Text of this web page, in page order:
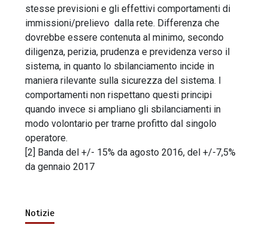
stesse previsioni e gli effettivi comportamenti di
immissioni/prelievo dalla rete. Differenza che
dovrebbe essere contenuta al minimo, secondo
diligenza, perizia, prudenza e previdenza verso il
sistema, in quanto lo sbilanciamento incide in
maniera rilevante sulla sicurezza del sistema. I
comportamenti non rispettano questi principi
quando invece si ampliano gli sbilanciamenti in
modo volontario per trarne profitto dal singolo
operatore.
[2] Banda del +/- 15% da agosto 2016, del +/-7,5%
da gennaio 2017
Notizie